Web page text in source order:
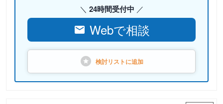
24時間受付中
Webで相談
検討リストに追加